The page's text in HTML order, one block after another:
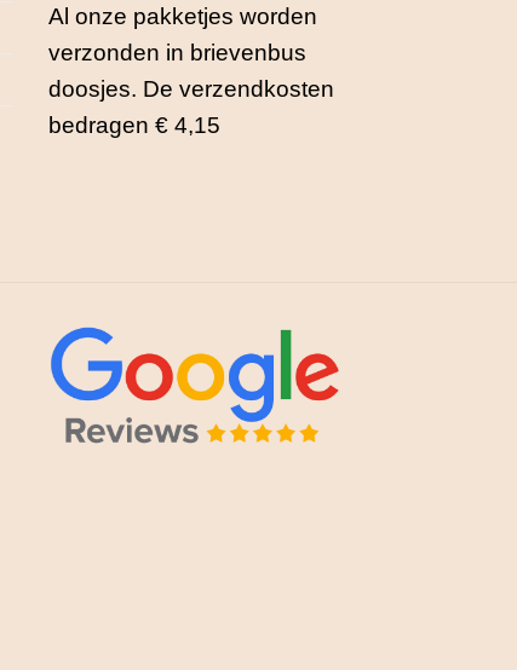
Al onze pakketjes worden
verzonden in brievenbus
doosjes. De verzendkosten
bedragen € 4,15